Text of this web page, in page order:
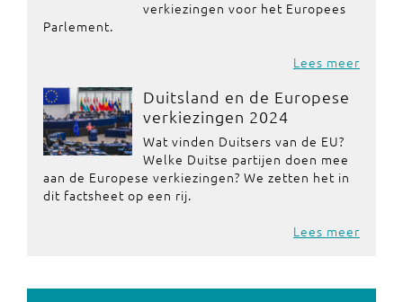
verkiezingen voor het Europees
Parlement.
Lees meer
Duitsland en de Europese
verkiezingen 2024
Wat vinden Duitsers van de EU?
Welke Duitse partijen doen mee
aan de Europese verkiezingen? We zetten het in
dit factsheet op een rij.
Lees meer